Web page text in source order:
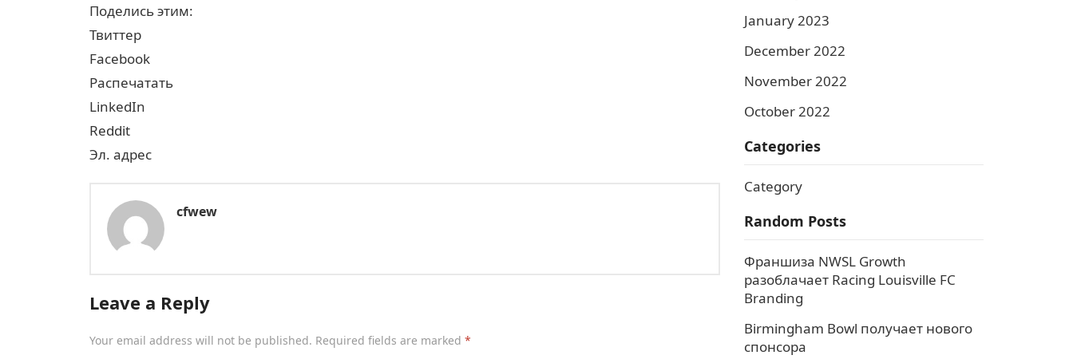
Поделись этим:
Твиттер
Facebook
Распечатать
LinkedIn
Reddit
Эл. адрес
cfwew
Leave a Reply
Your email address will not be published. Required fields are marked *
January 2023
December 2022
November 2022
October 2022
Categories
Category
Random Posts
Франшиза NWSL Growth
разоблачает Racing Louisville FC
Branding
Birmingham Bowl получает нового
спонсора